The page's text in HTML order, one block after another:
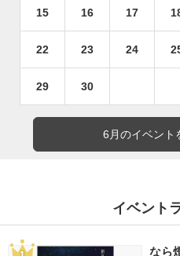
15 16 17
22 23 24
29 30
6月のイベント
イベント
なら